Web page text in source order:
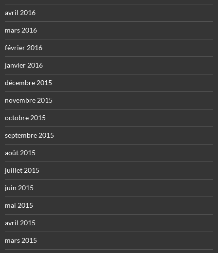
avril 2016
mars 2016
février 2016
janvier 2016
décembre 2015
novembre 2015
octobre 2015
septembre 2015
août 2015
juillet 2015
juin 2015
mai 2015
avril 2015
mars 2015